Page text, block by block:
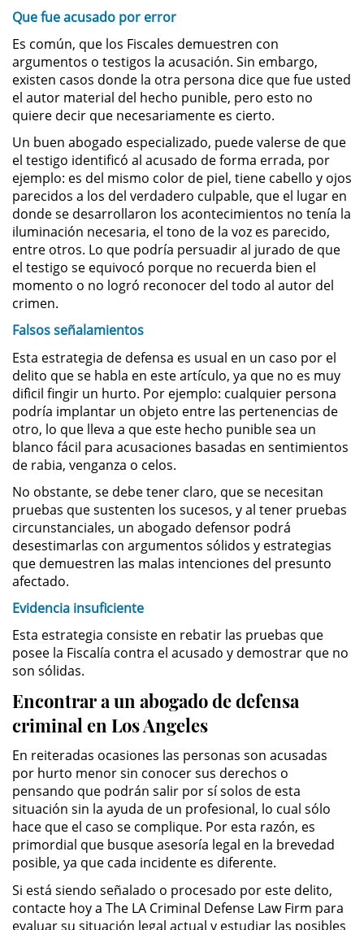
Revenge Porn
Stalking
Violation of a Restraining Order
Driving Crimes
Carjacking
Driving with a Suspended License
Evading a Police Officer
Drug Crimes
California Marijuana Laws
Manufacturing Drugs
Possession Of A Controlled
Substance
Possession of a Controlled
Substance for Sale
Possession of Drug Paraphernalia
Possession of Marijuana for Sale
Pre-Trial Diversion for Drug Crimes
Prop 36
Transportation for Sale of a
Controlled Substance
DUI
2nd Offense DUI
Que fue acusado por error
Es común, que los Fiscales demuestren con
argumentos o testigos la acusación. Sin embargo,
existen casos donde la otra persona dice que fue usted
el autor material del hecho punible, pero esto no
quiere decir que necesariamente es cierto.
Un buen abogado especializado, puede valerse de que
el testigo identificó al acusado de forma errada, por
ejemplo: es del mismo color de piel, tiene cabello y ojos
parecidos a los del verdadero culpable, que el lugar en
donde se desarrollaron los acontecimientos no tenía la
iluminación necesaria, el tono de la voz es parecido,
entre otros. Lo que podría persuadir al jurado de que
el testigo se equivocó porque no recuerda bien el
momento o no logró reconocer del todo al autor del
crimen.
Falsos señalamientos
Esta estrategia de defensa es usual en un caso por el
delito que se habla en este artículo, ya que no es muy
difìcil fingir un hurto. Por ejemplo: cualquier persona
podría implantar un objeto entre las pertenencias de
otro, lo que lleva a que este hecho punible sea un
blanco fácil para acusaciones basadas en sentimientos
de rabia, venganza o celos.
No obstante, se debe tener claro, que se necesitan
pruebas que sustenten los sucesos, y al tener pruebas
circunstanciales, un abogado defensor podrá
desestimarlas con argumentos sólidos y estrategias
que demuestren las malas intenciones del presunto
afectado.
Evidencia insuficiente
Esta estrategia consiste en rebatir las pruebas que
posee la Fiscalía contra el acusado y demostrar que no
son sólidas.
Encontrar a un abogado de defensa
criminal en Los Angeles
En reiteradas ocasiones las personas son acusadas
por hurto menor sin conocer sus derechos o
pensando que podrán salir por sí solos de esta
situación sin la ayuda de un profesional, lo cual sólo
hace que el caso se complique. Por esta razón, es
primordial que busque asesoría legal en la brevedad
posible, ya que cada incidente es diferente.
Si está siendo señalado o procesado por este delito,
contacte hoy a The LA Criminal Defense Law Firm para
evaluar su situación legal actual y estudiar las posibles